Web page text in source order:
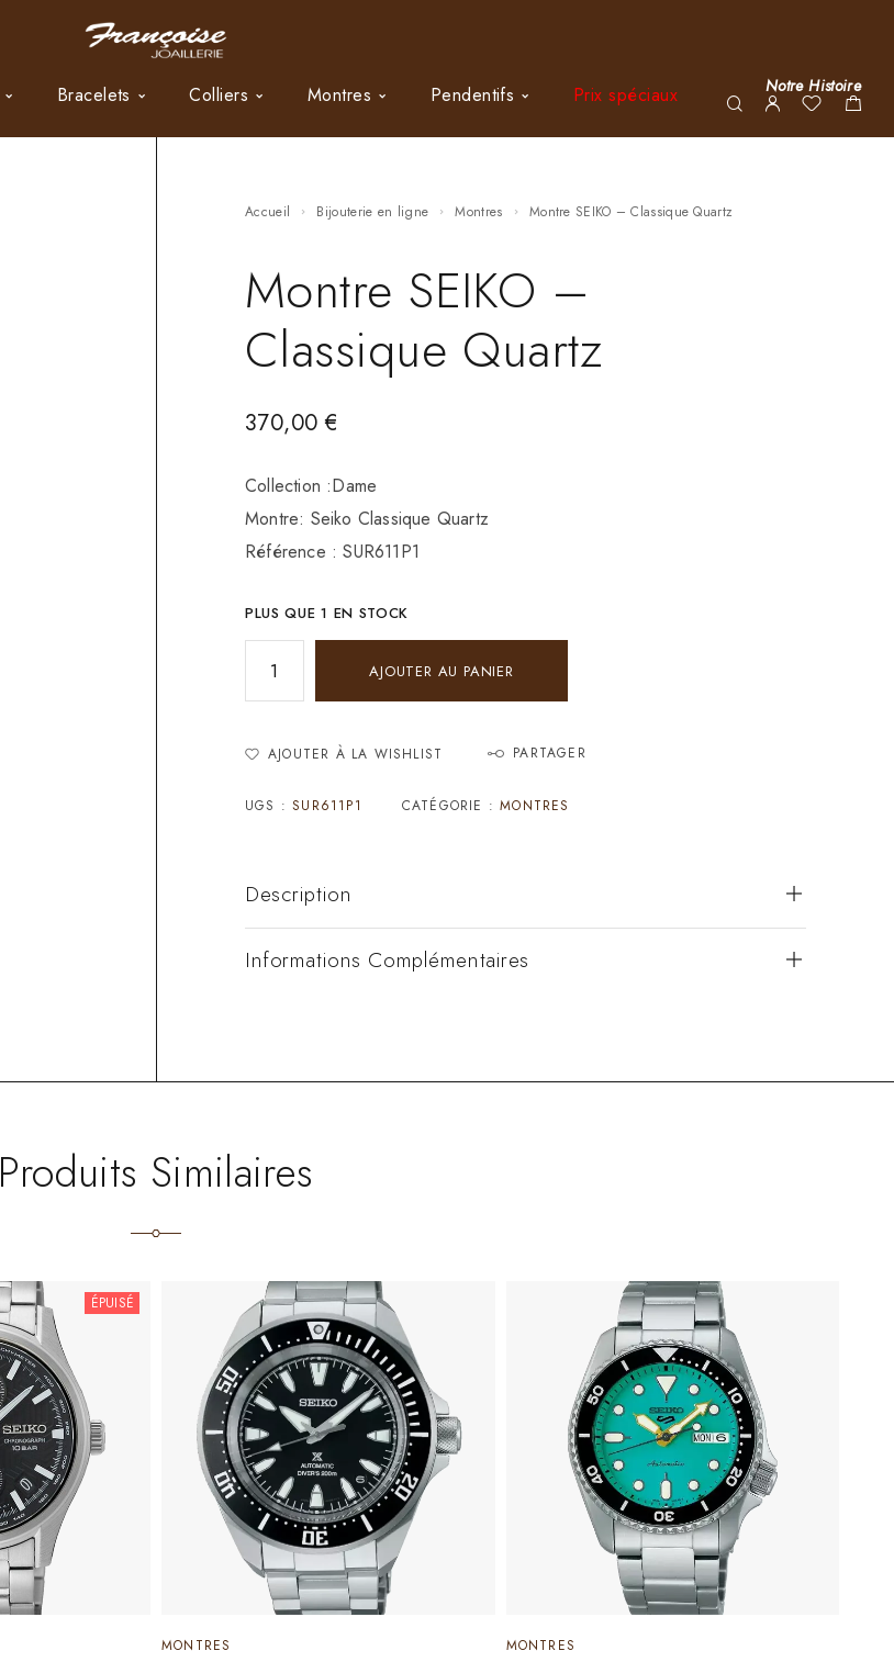
Bracelets Colliers Montres Pendentifs Prix spéciaux Notre Histoire
Accueil Bijouterie en ligne Montres Montre SEIKO – Classique Quartz
Montre SEIKO –
Classique Quartz
370,00€
Collection :Dame
Montre: Seiko Classique Quartz
Référence : SUR611P1
PLUS QUE 1 EN STOCK
AJOUTER AU PANIER
AJOUTER À LA WISHLIST PARTAGER
UGS :SUR611P1 CATÉGORIE :MONTRES
Description
Informations Complémentaires
Produits Similaires
ÉPUISÉ
MONTRES MONTRES